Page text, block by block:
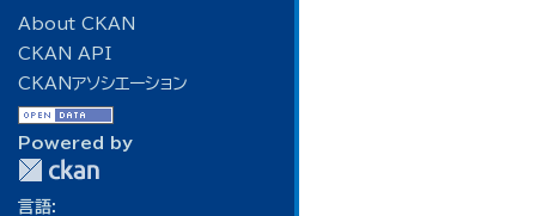
About CKAN
CKAN API
CKANアソシエーション
Powered by
言語